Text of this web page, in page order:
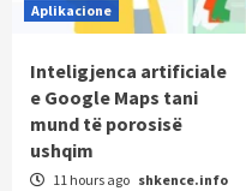
Aplikacione
Inteligjenca artificiale
e Google Maps tani
mund të porosisë
ushqim
11 hours ago shkence.info